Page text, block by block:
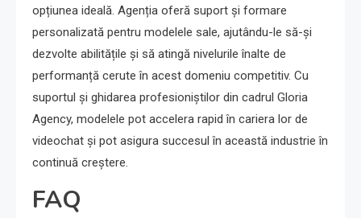
opțiunea ideală. Agenția oferă suport și formare
personalizată pentru modelele sale, ajutându-le să-și
dezvolte abilitățile și să atingă nivelurile înalte de
performanță cerute în acest domeniu competitiv. Cu
suportul și ghidarea profesioniștilor din cadrul Gloria
Agency, modelele pot accelera rapid în cariera lor de
videochat și pot asigura succesul în această industrie în
continuă creștere.
FAQ